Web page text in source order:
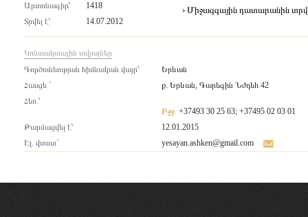
Արտոնագիր՝
1418
Տրվել է՝
14.07.2012
› Միջազգային դատարանին
Կոնտակտային տվյալներ
Գործունեության հիմնական վայր՝
Երևան
Հասցե `
ք. Երևան, Գարեգին Նժդեհ 42
Հեռ.՝
Բջջ. +37493 30 25 63; +37495 02 03 01
Թարմացվել է՝
12.01.2015
Էլ. փոստ`
yesayan.ashken@gmail.com